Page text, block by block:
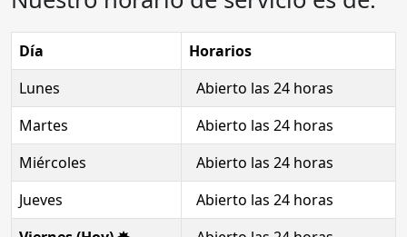
Día
Horarios
Lunes
Abierto las 24 horas
Martes
Abierto las 24 horas
Miércoles
Abierto las 24 horas
Jueves
Abierto las 24 horas